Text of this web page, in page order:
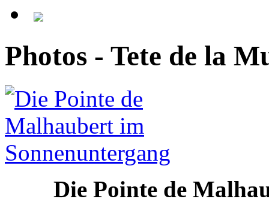
Photos - Tete de la
Die Pointe de